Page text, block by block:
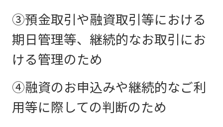
③預金取引や融資取引等における
期日管理等、継続的なお取引にお
ける管理のため
④融資のお申込みや継続的なご利
用等に際しての判断のため